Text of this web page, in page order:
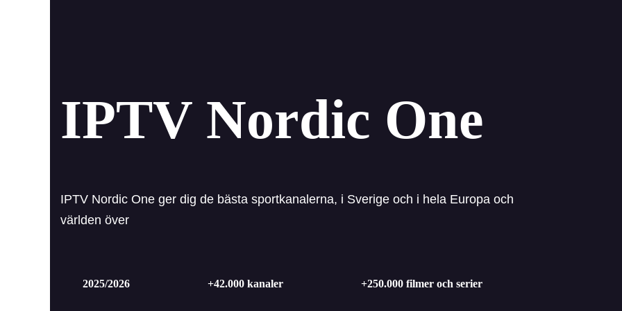
Installera IPTV – guide för Smart TV, appar och enheter
IPTV Nordic One
IPTV Nordic One ger dig de bästa sportkanalerna, i Sverige och i hela Europa och
världen över
2025/2026 +42.000 kanaler +250.000 filmer och serier